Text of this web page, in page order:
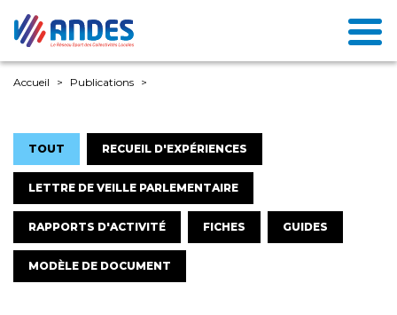
Accueil Publications
TOUT RECUEIL D'EXPÉRIENCES
LETTRE DE VEILLE PARLEMENTAIRE
RAPPORTS D'ACTIVITÉ FICHES GUIDES
MODÈLE DE DOCUMENT